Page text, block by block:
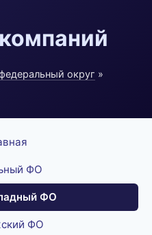
округ »
ФО
ФО
ФО